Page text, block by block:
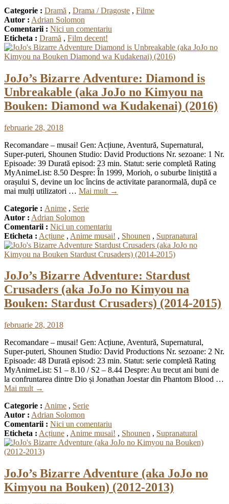
Categorie : Dramă , Drama / Dragoste , Filme
Autor : Adrian Solomon
Comentarii : Nici un comentariu
Eticheta : Dramă , Film decent!
JoJo’s Bizarre Adventure: Diamond is
Unbreakable (aka JoJo no Kimyou na
Bouken: Diamond wa Kudakenai) (2016)
februarie 28, 2018
Recomandare – musai! Gen: Acțiune, Aventură, Supernatural,
Super-puteri, Shounen Studio: David Productions Nr. sezoane: 1 Nr.
Episoade: 39 Durată episod: 23 min. Statut: serie completă Rating
MyAnimeList: 8.50 Despre: În 1999, Morioh, o suburbe liniștită a
orașului S, devine un loc încins de activitate paranormală, după ce
mai mulți utilizatori … Mai mult →
Categorie : Anime , Serie
Autor : Adrian Solomon
Comentarii : Nici un comentariu
Eticheta : Acțiune , Anime musai! , Shounen , Supranatural
JoJo’s Bizarre Adventure: Stardust
Crusaders (aka JoJo no Kimyou na
Bouken: Stardust Crusaders) (2014-2015)
februarie 28, 2018
Recomandare – musai! Gen: Acțiune, Aventură, Supernatural,
Super-puteri, Shounen Studio: David Productions Nr. sezoane: 2 Nr.
Episoade: 48 Durată episod: 23 min. Statut: serie completă Rating
MyAnimeList: S1 – 8.10 / S2 – 8.44 Despre: Au trecut ani buni de
la confruntarea dintre Dio și Jonathan Joestar din Phantom Blood …
Mai mult →
Categorie : Anime , Serie
Autor : Adrian Solomon
Comentarii : Nici un comentariu
Eticheta : Acțiune , Anime musai! , Shounen , Supranatural
JoJo’s Bizarre Adventure (aka JoJo no
Kimyou na Bouken) (2012-2013)